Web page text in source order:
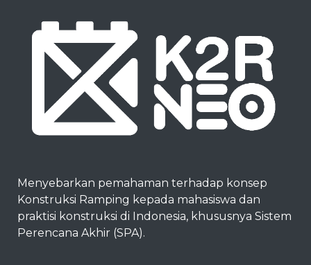
Menyebarkan pemahaman terhadap konsep
Konstruksi Ramping kepada mahasiswa dan
praktisi konstruksi di Indonesia, khususnya Sistem
Perencana Akhir (SPA).